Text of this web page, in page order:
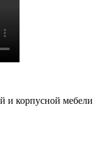
и корпусной мебели